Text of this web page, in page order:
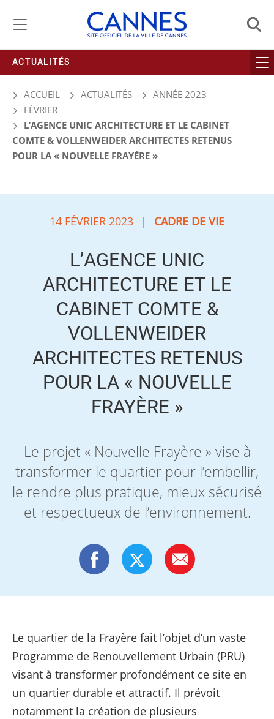
ACTUALITÉS
ACCUEIL ACTUALITÉS
ANNÉE 2023
FÉVRIER
L’AGENCE UNIC ARCHITECTURE ET LE CABINET
COMTE & VOLLENWEIDER ARCHITECTES RETENUS
POUR LA « NOUVELLE FRAYÈRE »
14 FÉVRIER 2023 | CADRE DE VIE
L’AGENCE UNIC
ARCHITECTURE ET LE
CABINET COMTE &
VOLLENWEIDER
ARCHITECTES RETENUS
POUR LA « NOUVELLE
FRAYÈRE »
Le projet « Nouvelle Frayère » vise à
transformer le quartier pour l’embellir,
le rendre plus pratique, mieux sécurisé
et respectueux de l’environnement.
Le quartier de la Frayère fait l’objet d’un vaste
Programme de Renouvellement Urbain (PRU)
visant à transformer profondément ce site en
un quartier durable et attractif. Il prévoit
notamment la création de plusieurs